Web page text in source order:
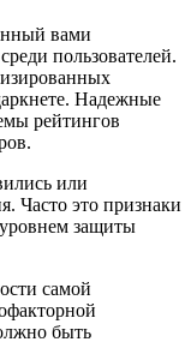
вами
пользователей.
Надежные
рейтингов
или
Часто это признаки
защиты
самой
быть